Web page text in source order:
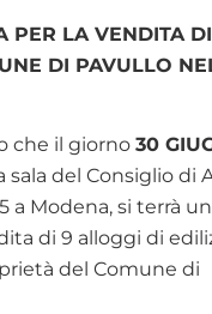
PER LA VENDITA
DI PAVULLO
che il giorno 30
sala del Consiglio di
a Modena, si terrà un
di 9 alloggi di
del Comune di